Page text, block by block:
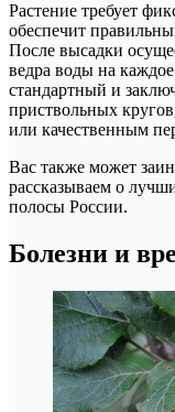
Растение требует
обеспечит
После высадки
ведра воды на
стандартный и
приствольных
или качественным
Вас также может
рассказываем о
полосы России.
Болезни и